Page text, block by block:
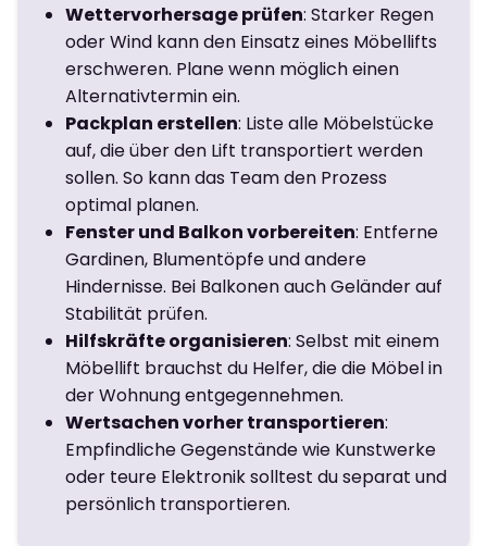
Wettervorhersage prüfen: Starker Regen
oder Wind kann den Einsatz eines Möbellifts
erschweren. Plane wenn möglich einen
Alternativtermin ein.
Packplan erstellen: Liste alle Möbelstücke
auf, die über den Lift transportiert werden
sollen. So kann das Team den Prozess
optimal planen.
Fenster und Balkon vorbereiten: Entferne
Gardinen, Blumentöpfe und andere
Hindernisse. Bei Balkonen auch Geländer auf
Stabilität prüfen.
Hilfskräfte organisieren: Selbst mit einem
Möbellift brauchst du Helfer, die die Möbel in
der Wohnung entgegennehmen.
Wertsachen vorher transportieren:
Empfindliche Gegenstände wie Kunstwerke
oder teure Elektronik solltest du separat und
persönlich transportieren.